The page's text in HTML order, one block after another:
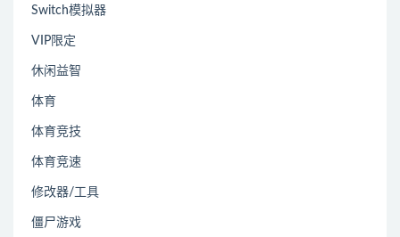
Switch模拟器
VIP限定
休闲益智
体育
体育竞技
体育竞速
修改器/工具
僵尸游戏